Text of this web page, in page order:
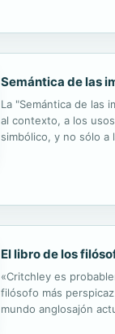
Nietzsche nos obliga
desde las filosofías,
espirituales. Más
Semántica de las
La "Semántica de las
al contexto, a los
simbólico, y no sólo a
lógico. Es probable
razones principales
El libro de los
«Critchley es
filósofo más
mundo anglosajón